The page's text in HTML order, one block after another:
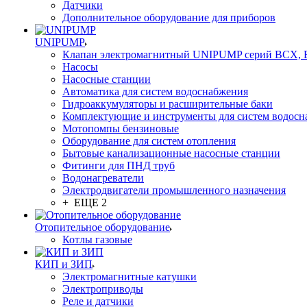
Датчики
Дополнительное оборудование для приборов
UNIPUMP
Клапан электромагнитный UNIPUMP серий BCX,
Насосы
Насосные станции
Автоматика для систем водоснабжения
Гидроаккумуляторы и расширительные баки
Комплектующие и инструменты для систем
Мотопомпы бензиновые
Оборудование для систем отопления
Бытовые канализационные насосные станции
Фитинги для ПНД труб
Водонагреватели
Электродвигатели промышленного назначения
+ ЕЩЕ 2
Отопительное оборудование
Котлы газовые
КИП и ЗИП
Электромагнитные катушки
Электроприводы
Реле и датчики